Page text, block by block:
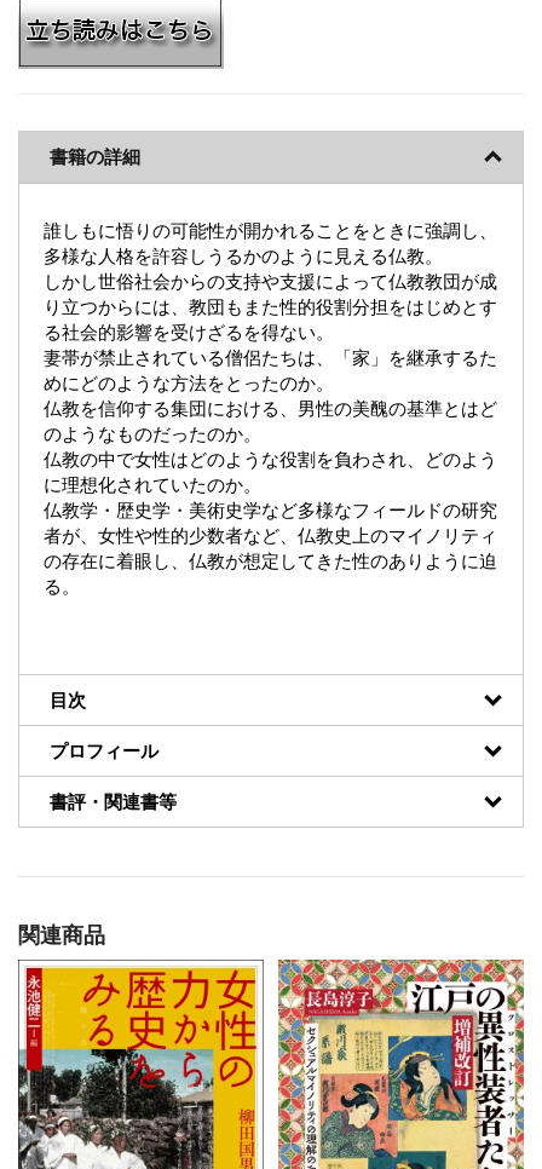
書籍の詳細
誰しもに悟りの可能性が開かれることをときに強調し、
多様な人格を許容しうるかのように見える仏教。
しかし世俗社会からの支持や支援によって仏教教団が成
り立つからには、教団もまた性的役割分担をはじめとす
る社会的影響を受けざるを得ない。
妻帯が禁止されている僧侶たちは、「家」を継承するた
めにどのような方法をとったのか。
仏教を信仰する集団における、男性の美醜の基準とはど
のようなものだったのか。
仏教の中で女性はどのような役割を負わされ、どのよう
に理想化されていたのか。
仏教学・歴史学・美術史学など多様なフィールドの研究
者が、女性や性的少数者など、仏教史上のマイノリティ
の存在に着眼し、仏教が想定してきた性のありように迫
る。
目次
プロフィール
書評・関連書等
関連商品